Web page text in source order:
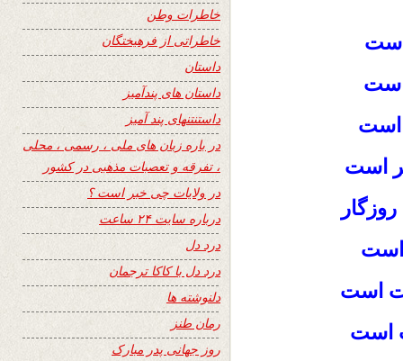
است
است
است
است
است
است
است
خاطرات وطن
خاطراتی از فرهیختگان
داستان
داستان های پندآمیز
داستنتنهای پند آمیز
در باره زبان های ملی ، رسمی ، محلی
، تفرقه و تعصبات مذهبی در کشور
در ولایات چی خبر است ؟
درباره سایت ۲۴ ساعت
درد دل
درد دل با کاکا ترجمان
دلنوشته ها
رمان طنز
روز جهانی پدر مبارک